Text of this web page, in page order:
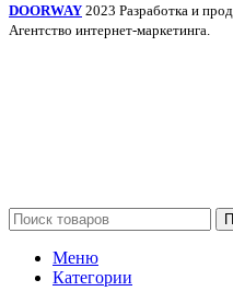
DOORWAY 2023 Разработка и
Агентство интернет-маркетинга.
Меню
Категории